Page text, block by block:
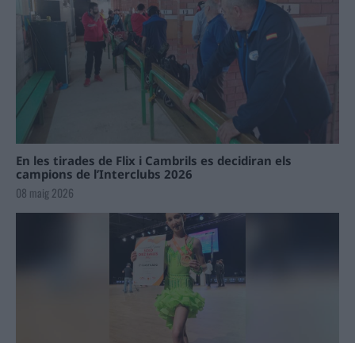
En les tirades de Flix i Cambrils es decidiran els
campions de l’Interclubs 2026
08 maig 2026